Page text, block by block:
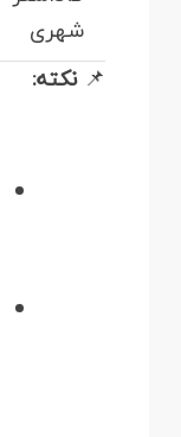
شهری
📌نکته: